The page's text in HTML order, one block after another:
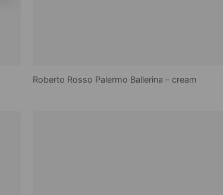
Roberto Rosso Palermo Ballerina – cream